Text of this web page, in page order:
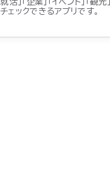
」「企業」「イベント」「観光」
ックできるアプリです。